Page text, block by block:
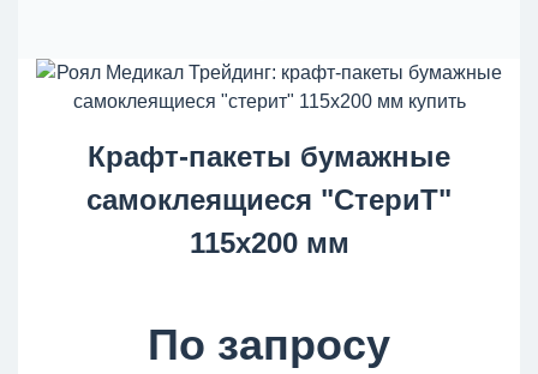
Крафт-пакеты бумажные
самоклеящиеся "СтериТ"
115x200 мм
По запросу